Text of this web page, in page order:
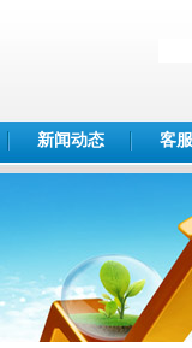
新闻动态 客